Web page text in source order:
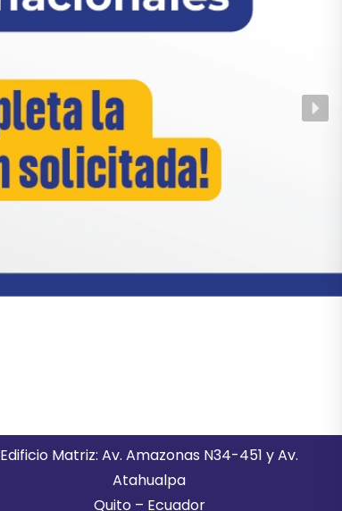
Edificio Matriz: Av. Amazonas N34-451 y Av.
Atahualpa
Quito – Ecuador